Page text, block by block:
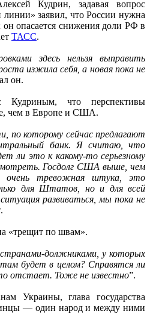
Кудрин, задавая вопрос
заявил, что России нужна
он опасается снижения доли РФ в
ТАСС.
здесь нельзя выправить
изжила себя, а новая пока не
он.
Кудриным, что перспективы
чем в Европе и США.
по которому сейчас предлагают
банк. Я считаю, что
ли это к какому-то серьезному
Госдолг США выше, чем
тревожная штука, это
для Штатов, но и для всей
развиваться, мы пока не
«трещит по швам».
должниками, у которых
будет в целом? Справятся ли
отстает. Тоже не известно”.
Украины, глава государства
— один народ и между ними